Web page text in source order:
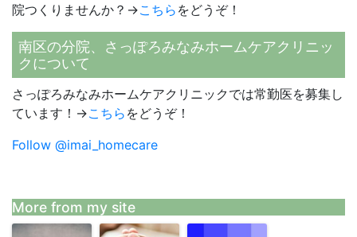
院つくりませんか？→こちら をどうぞ！
南区の分院、さっぽろみなみホームケアクリニッ
クについて
さっぽろみなみホームケアクリニックでは常勤医を募集し
ています！→こちら をどうぞ！
Follow @imai_homecare
More from my site